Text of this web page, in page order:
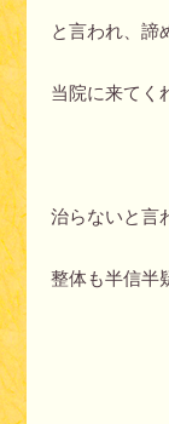
と言われ、諦
当院に来てく
治らないと言
整体も半信半